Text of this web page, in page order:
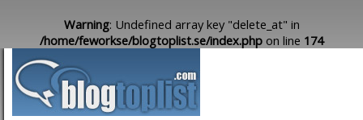
Warning: Undefined array key "delete_at" in
/home/feworkse/blogtoplist.se/index.php on line 174